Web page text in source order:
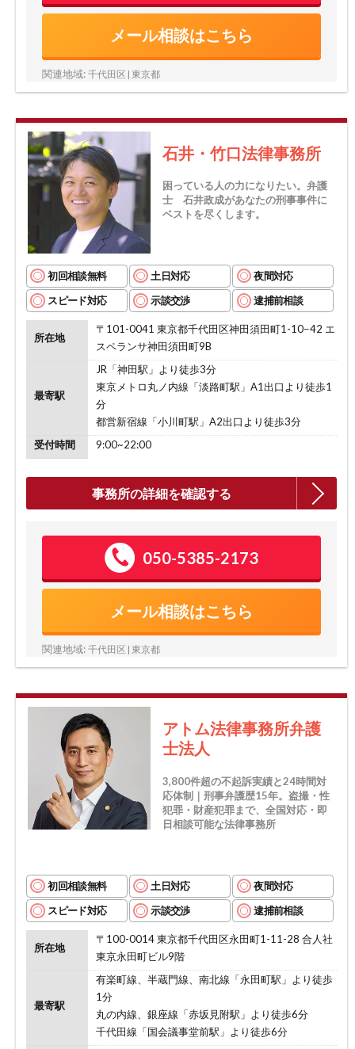
メール相談はこちら
関連地域: 千代田区 | 東京都
石井・竹口法律事務所
困っている人の力になりたい。弁護
士 石井政成があなたの刑事事件に
ベストを尽くします。
初回相談無料 土日対応 夜間対応
スピード対応 示談交渉 逮捕前相談
所在地
〒101-0041 東京都千代田区神田須田町1-10−42 エ
スペランサ神田須田町9B
最寄駅
JR「神田駅」より徒歩3分
東京メトロ丸ノ内線「淡路町駅」A1出口より徒歩1
分
都営新宿線「小川町駅」A2出口より徒歩3分
受付時間
9:00~22:00
事務所の詳細を確認する
050-5385-2173
メール相談はこちら
関連地域: 千代田区 | 東京都
アトム法律事務所弁護
士法人
3,800件超の不起訴実績と24時間対
応体制｜刑事弁護歴15年。盗撮・性
犯罪・財産犯罪まで、全国対応・即
日相談可能な法律事務所
初回相談無料 土日対応 夜間対応
スピード対応 示談交渉 逮捕前相談
所在地
〒100-0014 東京都千代田区永田町1-11-28 合人社
東京永田町ビル9階
最寄駅
有楽町線、半蔵門線、南北線「永田町駅」より徒歩
1分
丸の内線、銀座線「赤坂見附駅」より徒歩6分
千代田線「国会議事堂前駅」より徒歩6分